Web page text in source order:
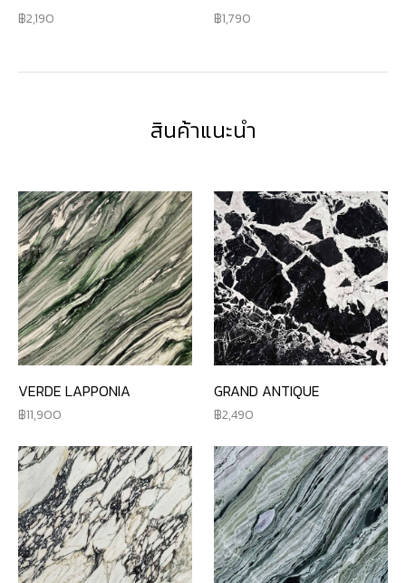
2,190 1,790
สินค้าแนะนำ
VERDE LAPPONIA
11,900
GRAND ANTIQUE
2,490